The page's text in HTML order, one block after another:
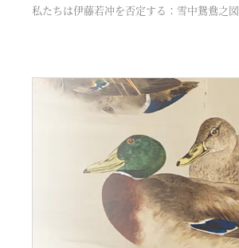
私たちは伊藤若冲を否定する：雪中鴛鴦之図